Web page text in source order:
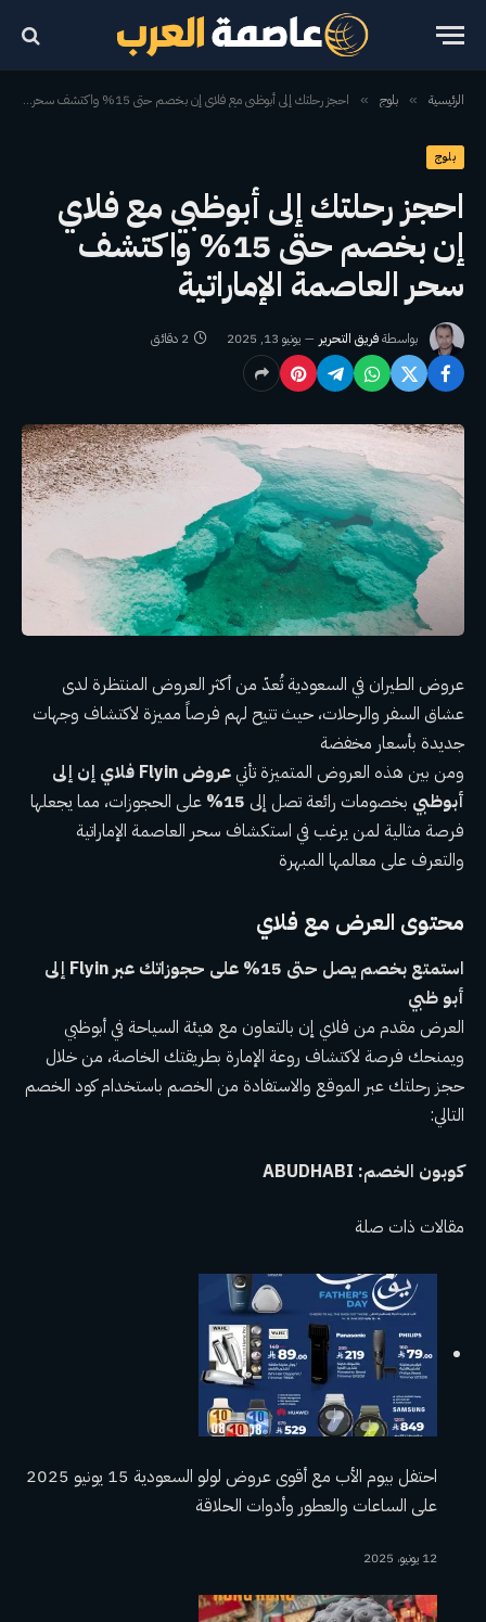
الرئيسية » بلوج » احجز رحلتك إلى أبوظبي مع فلاي إن بخصم حتى 15% واكتشف سحر العاصمة الإماراتية
بلوج
احجز رحلتك إلى أبوظبي مع فلاي
إن بخصم حتى 15% واكتشف
سحر العاصمة الإماراتية
بواسطةفريق التحرير يونيو 13, 2025 2 دقائق
عروض الطيران في السعودية تُعدّ من أكثر العروض المنتظرة لدى
عشاق السفر والرحلات، حيث تتيح لهم فرصاً مميزة لاكتشاف وجهات
جديدة بأسعار مخفضة
ومن بين هذه العروض المتميزة تأتي
عروض Flyin فلاي إن إلى
أبوظبي بخصومات رائعة تصل إلى 15%
على الحجوزات، مما يجعلها
فرصة مثالية لمن يرغب في استكشاف سحر العاصمة الإماراتية
والتعرف على معالمها المبهرة
محتوى العرض مع فلاي
استمتع بخصم يصل حتى 15% على حجوزاتك عبر Flyin إلى
أبو ظبي
العرض مقدم من فلاي إن بالتعاون مع هيئة السياحة في أبوظبي
ويمنحك فرصة لاكتشاف روعة الإمارة بطريقتك الخاصة، من خلال
حجز رحلتك عبر الموقع والاستفادة من الخصم باستخدام كود الخصم
التالي:
كوبون الخصم: ABUDHABI
مقالات ذات صلة
احتفل بيوم الأب مع أقوى عروض لولو السعودية 15 يونيو 2025
على الساعات والعطور وأدوات الحلاقة
12 يونيو، 2025